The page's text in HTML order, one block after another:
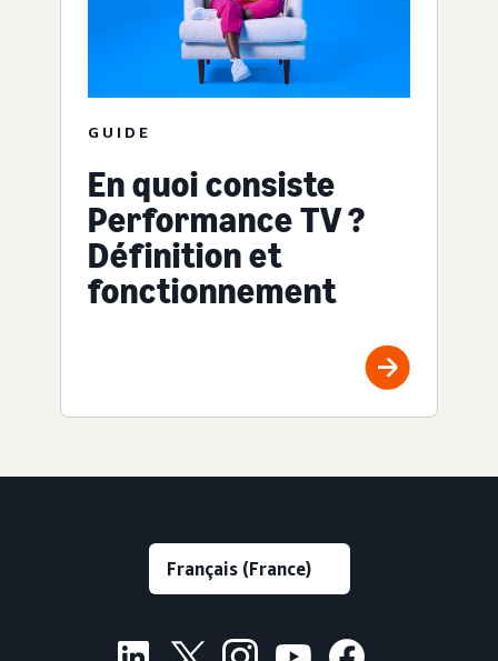
GUIDE
En quoi consiste
Performance TV ?
Définition et
fonctionnement